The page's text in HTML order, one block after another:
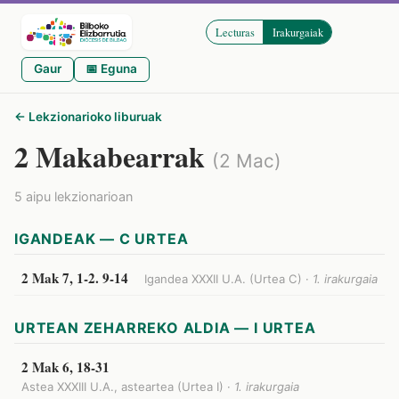
Lecturas Irakurgaiak
Gaur 📅 Eguna
← Lekzionarioko liburuak
2 Makabearrak (2 Mac)
5 aipu lekzionarioan
IGANDEAK — C URTEA
2 Mak 7, 1-2. 9-14 Igandea XXXII U.A. (Urtea C) · 1. irakurgaia
URTEAN ZEHARREKO ALDIA — I URTEA
2 Mak 6, 18-31
Astea XXXIII U.A., asteartea (Urtea I) · 1. irakurgaia